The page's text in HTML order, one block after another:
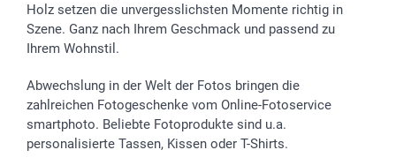
Geschenk-Gutscheine (PDF)
Partnerprogramme
Investor Relations
B2B smartbusiness
Widerrufsrecht
Hochzeit
Geburtstag
Geburt
Zu allen Anlässen
Zahlungsmöglichkeiten
Anmelden /Registrieren
Sitemap
Status der Bestellung
smartfriends
smartgarantie
smartbonus
Holz setzen die unvergesslichsten Momente richtig in
Szene. Ganz nach Ihrem Geschmack und passend zu
Ihrem Wohnstil.
Abwechslung in der Welt der Fotos bringen die
zahlreichen Fotogeschenke vom Online-Fotoservice
smartphoto. Beliebte Fotoprodukte sind u.a.
personalisierte Tassen, Kissen oder T-Shirts.